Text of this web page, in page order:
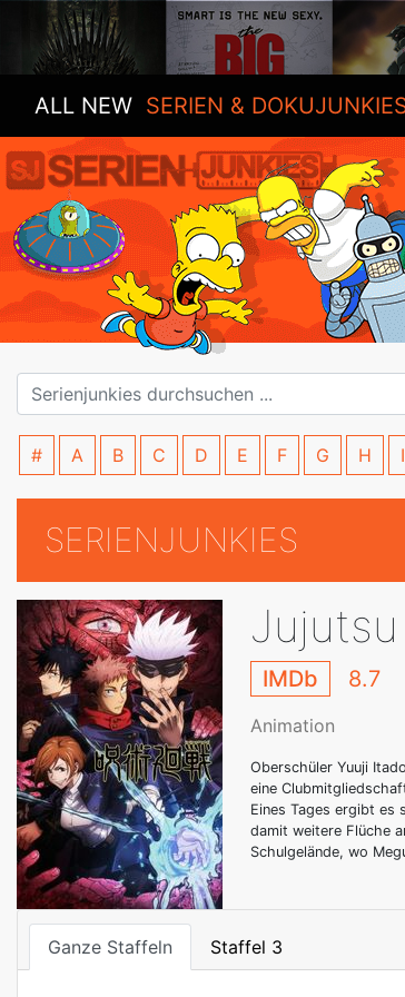
ALL NEW SERIEN &
# A B C D E F G H I
SERIENJUNKIES
IMDb 8.7
Animation
Oberschüler Yuuji
eine
Eines Tages ergibt es
damit weitere Flüche
Schulgelände, wo
Ganze Staffeln Staffel 3